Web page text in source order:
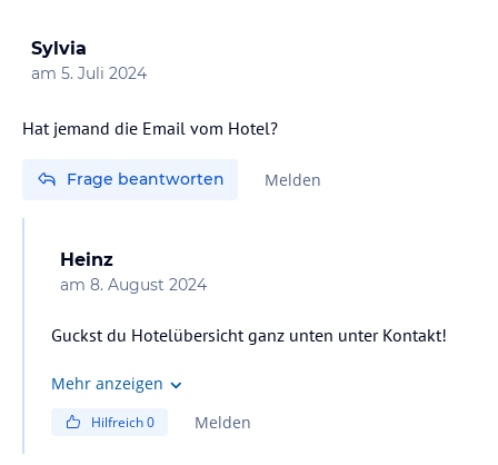
gebucht hat, angerechnet. Es gibt aber auch einige
Lokale in der Nähe des Hotels, die Preise sind je nach
Sylvia
am 5. Juli 2024
Hat jemand die Email vom Hotel?
Frage beantworten Melden
Heinz
am 8. August 2024
Guckst du Hotelübersicht ganz unten unter Kontakt!
Mehr anzeigen
Hilfreich0 Melden